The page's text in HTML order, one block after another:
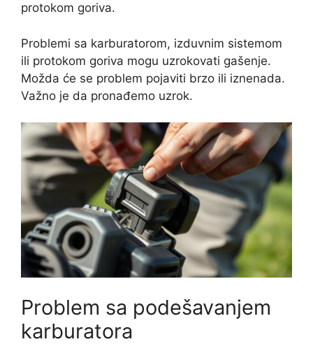
protokom goriva.
Problemi sa karburatorom, izduvnim sistemom
ili protokom goriva mogu uzrokovati gašenje.
Možda će se problem pojaviti brzo ili iznenada.
Važno je da pronađemo uzrok.
Problem sa podešavanjem
karburatora